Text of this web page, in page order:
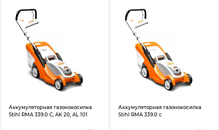
Аккумуляторная газонокосилка
Stihl RMA 339.0 C, AK 20, AL 101
Аккумуляторная газонокосилка
Stihl RMA 339.0 с